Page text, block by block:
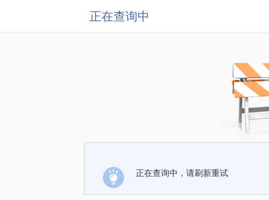
正在查询中
正在查询中，请刷新重试